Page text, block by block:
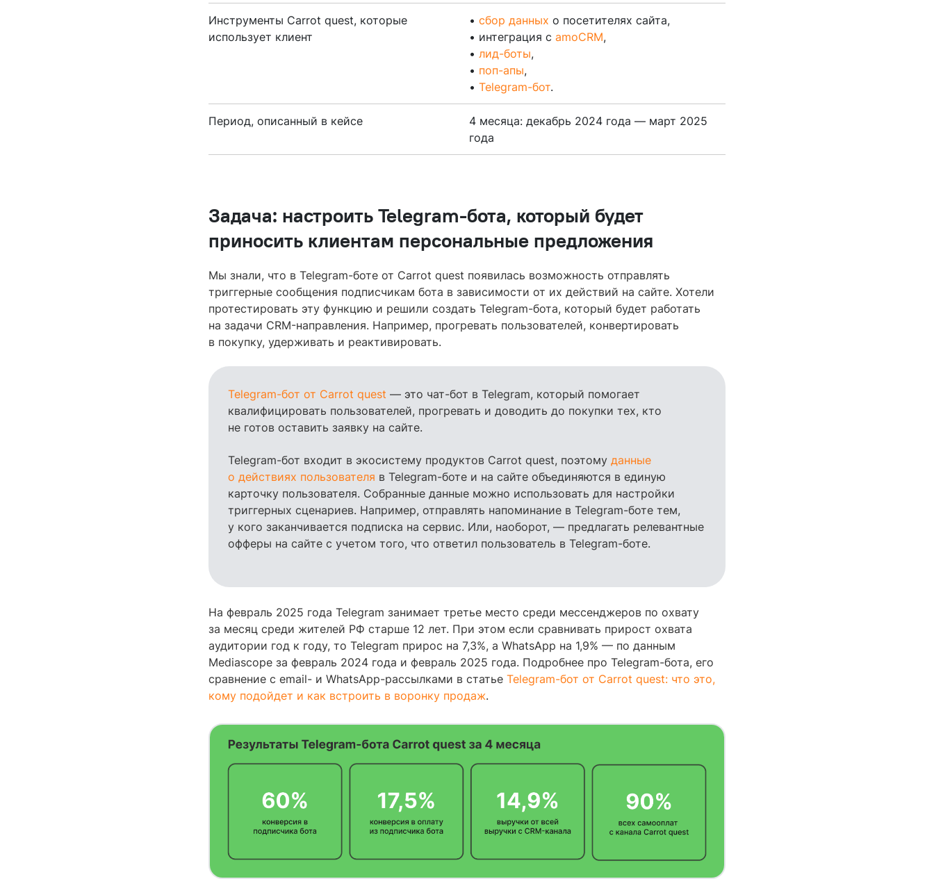
Инструменты Carrot quest, которые
использует клиент
• сбор данных о посетителях сайта,
• интеграция с amoCRM,
• лид-боты,
• поп-апы,
• Telegram-бот.
Период, описанный в кейсе
4 месяца: декабрь 2024 года — март 2025
года
Задача: настроить Telegram-бота, который будет
приносить клиентам персональные предложения
Мы знали, что в Telegram-боте от Carrot quest появилась возможность отправлять
триггерные сообщения подписчикам бота в зависимости от их действий на сайте. Хотели
протестировать эту функцию и решили создать Telegram-бота, который будет работать
на задачи CRM-направления. Например, прогревать пользователей, конвертировать
в покупку, удерживать и реактивировать.
Telegram-бот от Carrot quest — это чат-бот в Telegram, который помогает
квалифицировать пользователей, прогревать и доводить до покупки тех, кто
не готов оставить заявку на сайте.
Telegram-бот входит в экосистему продуктов Carrot quest, поэтому данные
о действиях пользователя в Telegram-боте и на сайте объединяются в единую
карточку пользователя. Собранные данные можно использовать для настройки
триггерных сценариев. Например, отправлять напоминание в Telegram-боте тем,
у кого заканчивается подписка на сервис. Или, наоборот, — предлагать релевантные
офферы на сайте с учетом того, что ответил пользователь в Telegram-боте.
На февраль 2025 года Telegram занимает третье место среди мессенджеров по охвату
за месяц среди жителей РФ старше 12 лет. При этом если сравнивать прирост охвата
аудитории год к году, то Telegram прирос на 7,3%, а WhatsApp на 1,9% — по данным
Mediascope за февраль 2024 года и февраль 2025 года. Подробнее про Telegram-бота, его
сравнение с email- и WhatsApp-рассылками в статье Telegram-бот от Carrot quest: что это,
кому подойдет и как встроить в воронку продаж.